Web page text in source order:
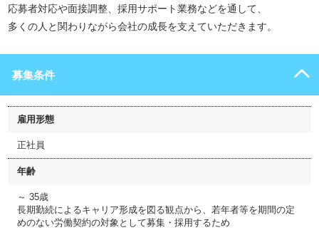
応募者対応や面接調整、採用サポート業務などを通して、
多くの人と関わりながら会社の成長を支えていただきます。
募集条件
雇用形態
正社員
年齢
～ 35歳
長期勤続によるキャリア形成を図る観点から、若年者等を期間の定
めのない労働契約の対象として募集・採用するため